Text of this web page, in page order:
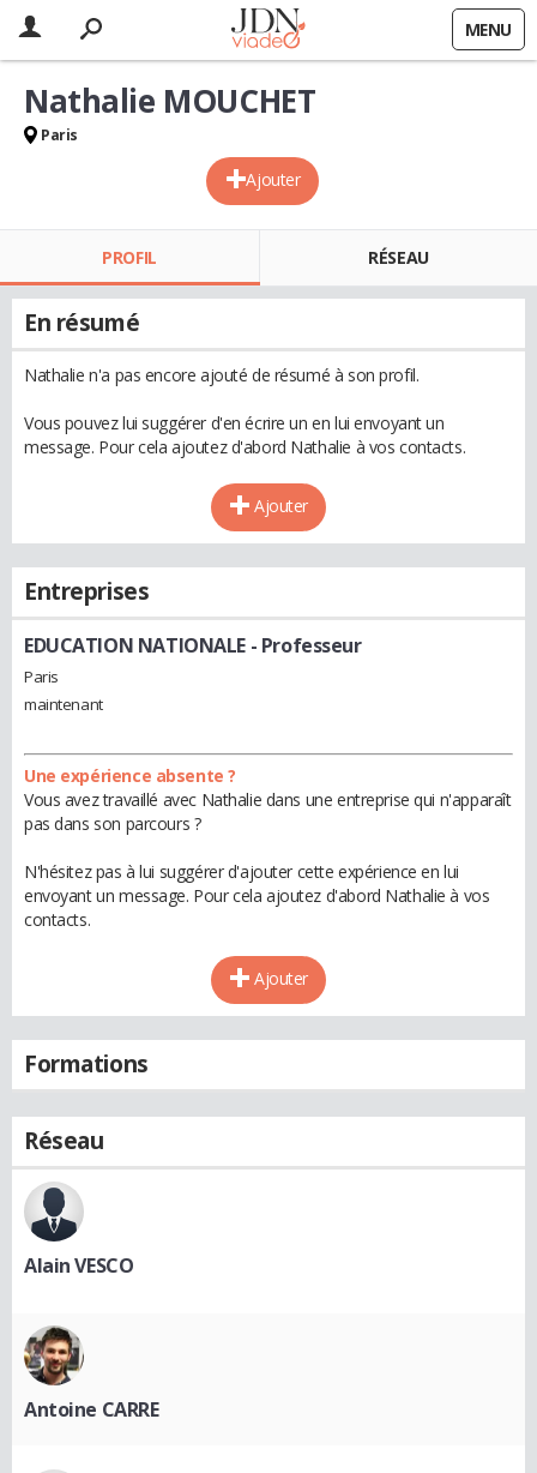
MENU
Ajouter
Nathalie MOUCHET
Paris
PROFIL RÉSEAU
En résumé
Nathalie n'a pas encore ajouté de résumé à son profil.
Vous pouvez lui suggérer d'en écrire un en lui envoyant un
message. Pour cela ajoutez d'abord Nathalie à vos contacts.
Ajouter
Entreprises
EDUCATION NATIONALE - Professeur
Paris
maintenant
Une expérience absente ?
Vous avez travaillé avec Nathalie dans une entreprise qui n'apparaît
pas dans son parcours ?
N'hésitez pas à lui suggérer d'ajouter cette expérience en lui
envoyant un message. Pour cela ajoutez d'abord Nathalie à vos
contacts.
Ajouter
Formations
Réseau
Alain VESCO
Antoine CARRE